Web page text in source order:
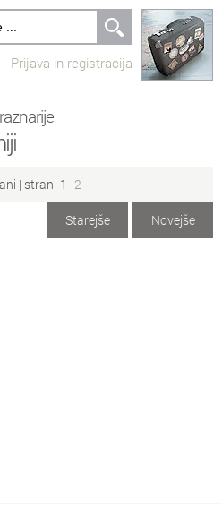
Prijava in registracija
| stran: 1 2
Novejše
Starejše